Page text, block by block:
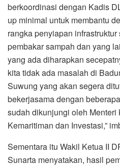
berkoordinasi dengan Kadis
up minimal untuk membantu
rangka penyiapan
pembakar sampah dan yang
yang ada diharapkan
kita tidak ada masalah di
Suwung yang akan segera
bekerjasama dengan
sudah dikunjungi oleh Menteri
Kemaritiman dan Investasi,”
Sementara itu Wakil Ketua II
Sunarta menyatakan, hasil